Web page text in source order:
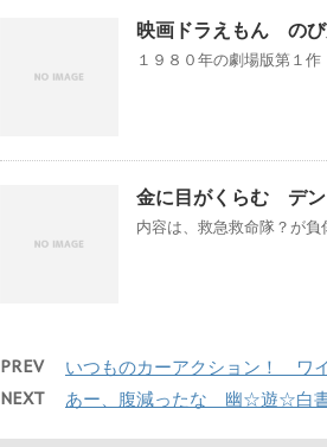
映画ドラえもん のび
１９８０年の劇場版第１
金に目がくらむ デン
内容は、救急救命隊？が
PREV いつものカーアクション！ ワ
NEXT あー、腹減ったな 幽☆遊☆白